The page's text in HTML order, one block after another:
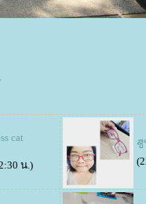
cat
น.)
ชี